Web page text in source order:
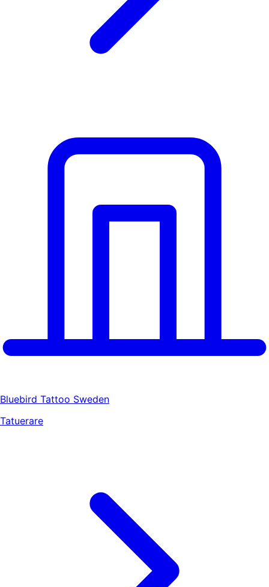
Bluebird Tattoo Sweden
Tatuerare